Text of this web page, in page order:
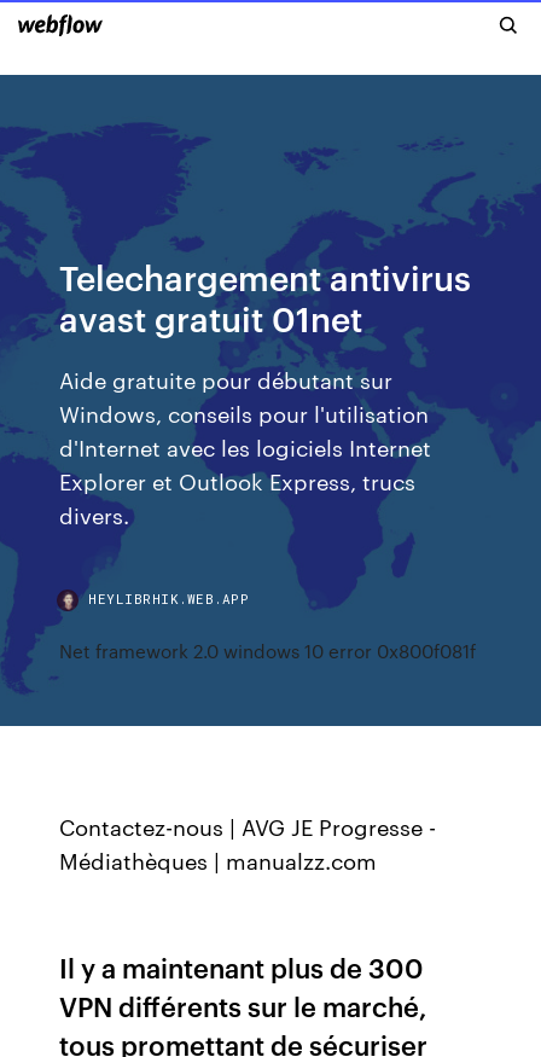
Telechargement antivirus
avast gratuit 01net
Aide gratuite pour débutant sur
Windows, conseils pour l'utilisation
d'Internet avec les logiciels Internet
Explorer et Outlook Express, trucs
divers.
HEYLIBRHIK.WEB.APP
Net framework 2.0 windows 10 error 0x800f081f
Contactez-nous | AVG JE Progresse -
Médiathèques | manualzz.com
Il y a maintenant plus de 300
VPN différents sur le marché,
tous promettant de sécuriser